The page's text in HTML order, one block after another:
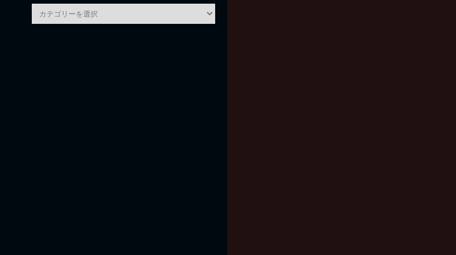
category